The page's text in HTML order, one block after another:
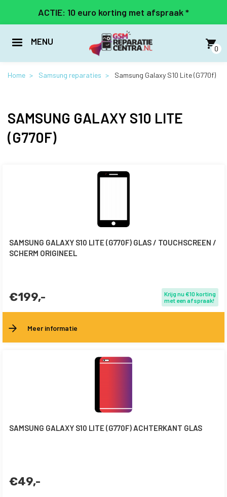
naar
inhoud
ACTIE: 10 euro korting met afspraak *
MENU
0
Home Samsung reparaties Samsung Galaxy S10 Lite (G770f)
SAMSUNG GALAXY S10 LITE
(G770F)
SAMSUNG GALAXY S10 LITE (G770F) GLAS / TOUCHSCREEN /
SCHERM ORIGINEEL
€199,-
Krijg nu €10 korting
met een afspraak!
Meer informatie
SAMSUNG GALAXY S10 LITE (G770F) ACHTERKANT GLAS
€49,-